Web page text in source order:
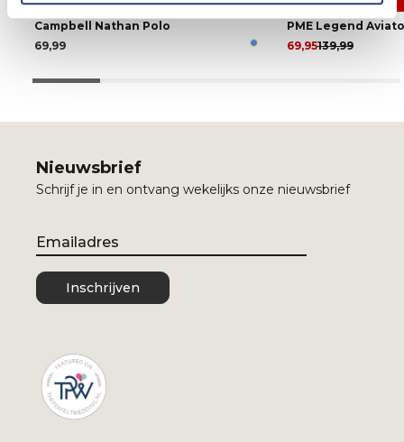
Campbell Nathan Polo
69,99
PME Legend
139,99
69,95
Nieuwsbrief
Schrijf je in en ontvang wekelijks onze nieuwsbrief
Email
Inschrijven